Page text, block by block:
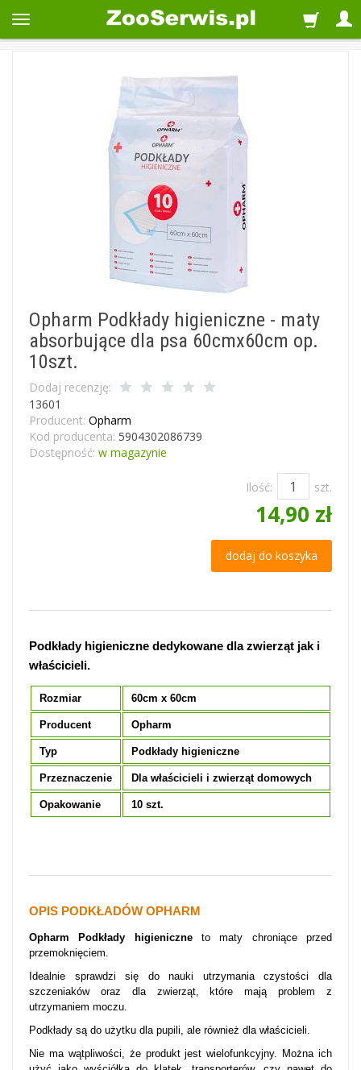
Opharm Podkłady higieniczne - maty
absorbujące dla psa 60cmx60cm op.
10szt.
Dodaj recenzję:
13601
Producent: Opharm
Kod producenta: 5904302086739
Dostępność: w magazynie
Ilość: szt.
14,90 zł
dodaj do koszyka
Podkłady higieniczne dedykowane dla zwierząt jak i
właścicieli.
Rozmiar 60cm x 60cm
Producent Opharm
Typ Podkłady higieniczne
Przeznaczenie Dla właścicieli i zwierząt domowych
Opakowanie 10 szt.
OPIS PODKŁADÓW OPHARM
Opharm Podkłady higieniczne to maty chroniące przed
przemoknięciem.
Idealnie sprawdzi się do nauki utrzymania czystości dla
szczeniaków oraz dla zwierząt, które mają problem z
utrzymaniem moczu.
Podkłady są do użytku dla pupili, ale również dla właścicieli.
Nie ma wątpliwości, że produkt jest wielofunkcyjny. Można ich